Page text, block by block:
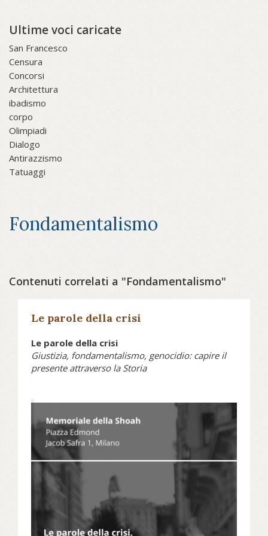
Ultime voci caricate
San Francesco
Censura
Concorsi
Architettura
ibadismo
corpo
Olimpiadi
Dialogo
Antirazzismo
Tatuaggi
Fondamentalismo
Contenuti correlati a "Fondamentalismo"
Le parole della crisi
Le parole della crisi
Giustizia, fondamentalismo, genocidio: capire il
presente attraverso la Storia
2026, il Memoriale della Shoah di
Milano propone un ciclo di incontri
pubblici che si inserisce in un
momento delicato del dibattito
contemporaneo, segnato dal
riaccendersi del conflitto israelo-
palestinese. L’obiettivo è aprire uno
spazio di riflessione capace di